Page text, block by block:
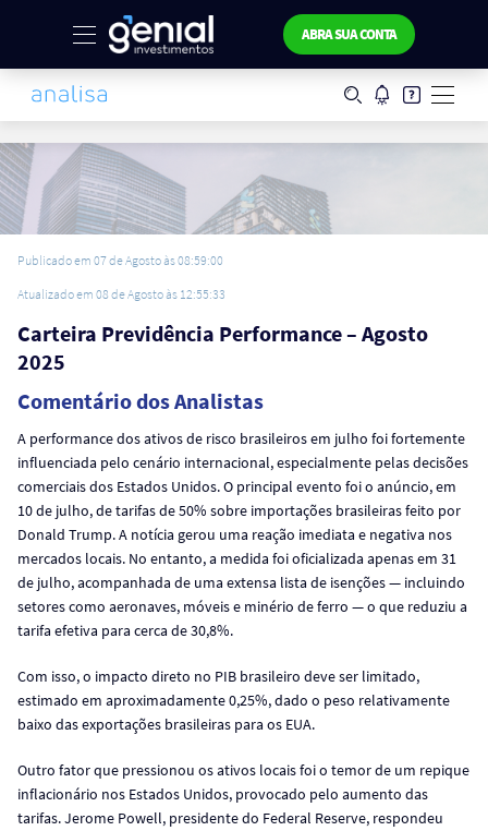
ABRA SUA CONTA
Publicado em 07 de Agosto às 08:59:00
Atualizado em 08 de Agosto às 12:55:33
Carteira Previdência Performance – Agosto
2025
Comentário dos Analistas
A performance dos ativos de risco brasileiros em julho foi fortemente
influenciada pelo cenário internacional, especialmente pelas decisões
comerciais dos Estados Unidos. O principal evento foi o anúncio, em
10 de julho, de tarifas de 50% sobre importações brasileiras feito por
Donald Trump. A notícia gerou uma reação imediata e negativa nos
mercados locais. No entanto, a medida foi oficializada apenas em 31
de julho, acompanhada de uma extensa lista de isenções — incluindo
setores como aeronaves, móveis e minério de ferro — o que reduziu a
tarifa efetiva para cerca de 30,8%.
Com isso, o impacto direto no PIB brasileiro deve ser limitado,
estimado em aproximadamente 0,25%, dado o peso relativamente
baixo das exportações brasileiras para os EUA.
Outro fator que pressionou os ativos locais foi o temor de um repique
inflacionário nos Estados Unidos, provocado pelo aumento das
tarifas. Jerome Powell, presidente do Federal Reserve, respondeu